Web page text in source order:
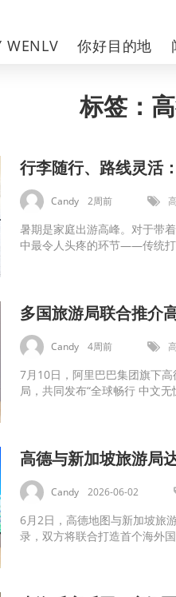
WENLV 你好目的地
标签：
行李随行、路线灵活
Candy 2周前
暑期是家庭出游高峰。对于带
中最令人头疼的环节——传统
多国旅游局联合推介
Candy 4周前
7月10日，阿里巴巴集团旗下
局，共同发布“全球畅行 中文无
高德与新加坡旅游局
Candy 2026-06-02
6月2日，高德地图与新加坡旅
录，双方将联合打造首个海外